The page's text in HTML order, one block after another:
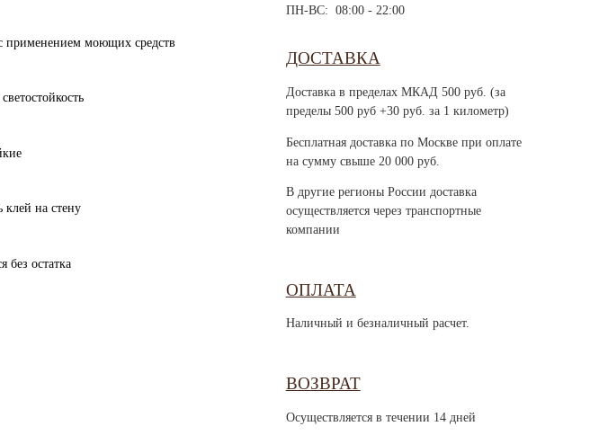
моющих средств
на стену
без остатка
ПН-ВС: 08:00 - 22:00
ДОСТАВКА
Доставка в пределах МКАД 500 руб. (за
пределы 500 руб +30 руб. за 1 километр)
Бесплатная доставка по Москве при оплате
на сумму свыше 20 000 руб.
В другие регионы России доставка
осуществляется через транспортные
компании
ОПЛАТА
Наличный и безналичный расчет.
ВОЗВРАТ
Осуществляется в течении 14 дней